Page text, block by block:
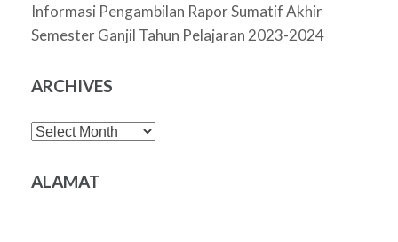
Informasi Pengambilan Rapor Sumatif Akhir
Semester Ganjil Tahun Pelajaran 2023-2024
ARCHIVES
Archives
ALAMAT